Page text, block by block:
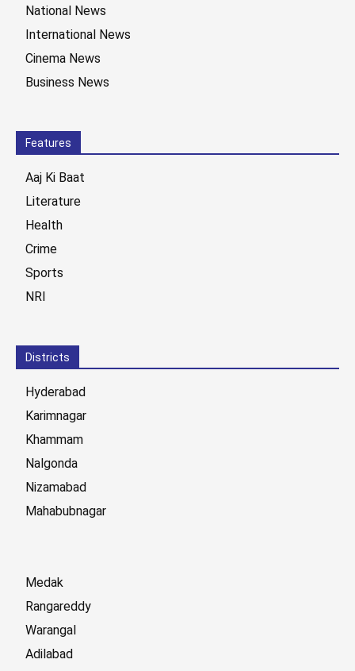
National News
International News
Cinema News
Business News
Features
Aaj Ki Baat
Literature
Health
Crime
Sports
NRI
Districts
Hyderabad
Karimnagar
Khammam
Nalgonda
Nizamabad
Mahabubnagar
Medak
Rangareddy
Warangal
Adilabad